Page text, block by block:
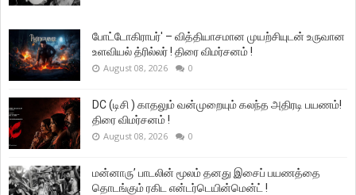
போட்டோகிராபர்' – வித்தியாசமான முயற்சியுடன் உருவான
உளவியல் த்ரில்லர் ! திரை விமர்சனம் !
August 08, 2026 0
DC (டிசி ) காதலும் வன்முறையும் கலந்த அதிரடி பயணம்!
திரை விமர்சனம் !
August 08, 2026 0
மன்னாரு’ பாடலின் மூலம் தனது இசைப் பயணத்தை
தொடங்கும் ரகிட என்டர்டெயின்மென்ட் !